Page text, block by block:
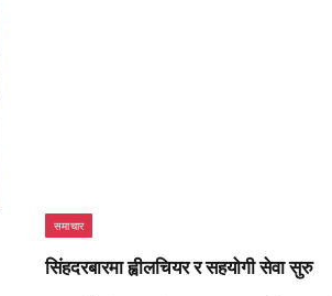
समाचार
सिंहदरबारमा ह्वीलचियर र सहयोगी सेवा सुरु